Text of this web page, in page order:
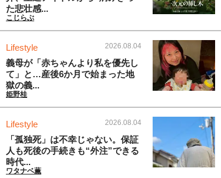
た悲壮感...
こじらぶ
Lifestyle 2026.08.04
義母が「赤ちゃんより私を優先し
て」と…産後6か月で始まった地
獄の義...
姫野桂
Lifestyle 2026.08.04
「孤独死」は不幸じゃない。保証
人も死後の手続きも“外注”できる
時代...
ワタナベ薫